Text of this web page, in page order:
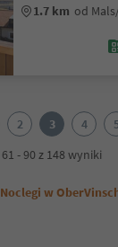
1.7 km od
2 3 4
5
61 - 90 z 148 wyniki
Noclegi w